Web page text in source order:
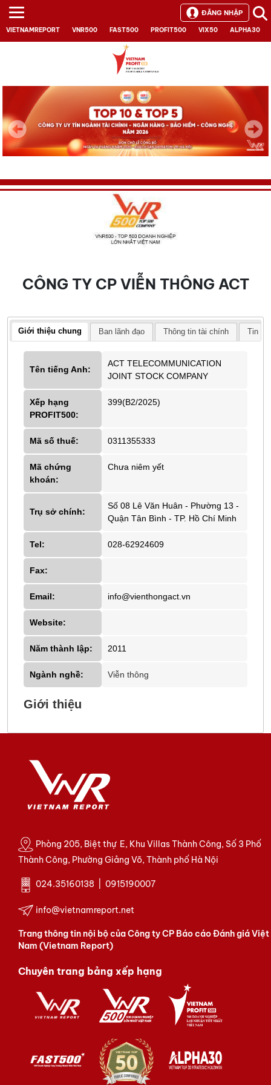
VIETNAMREPORT VNR500 FAST500 PROFIT500 VIX50 ALPHA30
ĐĂNG NHẬP
Next
CÔNG TY CP VIỄN THÔNG ACT
Giới thiệu chung Ban lãnh đạo Thông tin tài chính Tin
Tên tiếng Anh:
ACT TELECOMMUNICATION
JOINT STOCK COMPANY
Xếp hạng
PROFIT500:
399(B2/2025)
Mã số thuế: 0311355333
Mã chứng
khoán:
Chưa niêm yết
Trụ sở chính:
Số 08 Lê Văn Huân - Phường 13 -
Quận Tân Bình - TP. Hồ Chí Minh
Tel: 028-62924609
Fax:
Email: info@vienthongact.vn
Website:
Năm thành lập: 2011
Ngành nghề: Viễn thông
Giới thiệu
Phòng 205, Biệt thự E, Khu Villas Thành Công, Số 3 Phố
Thành Công, Phường Giảng Võ, Thành phố Hà Nội
024.35160138 | 0915190007
info@vietnamreport.net
Trang thông tin nội bộ của Công ty CP Báo cáo Đánh giá Việt
Nam (Vietnam Report)
Chuyên trang bảng xếp hạng